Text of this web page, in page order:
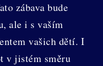
zábava bude
ale i s vaším
vašich dětí. I
v jistém směru